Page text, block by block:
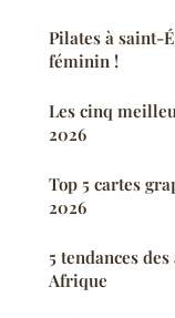
Pilates à saint-
féminin !
Les cinq
2026
Top 5 cartes
2026
5 tendances
Afrique